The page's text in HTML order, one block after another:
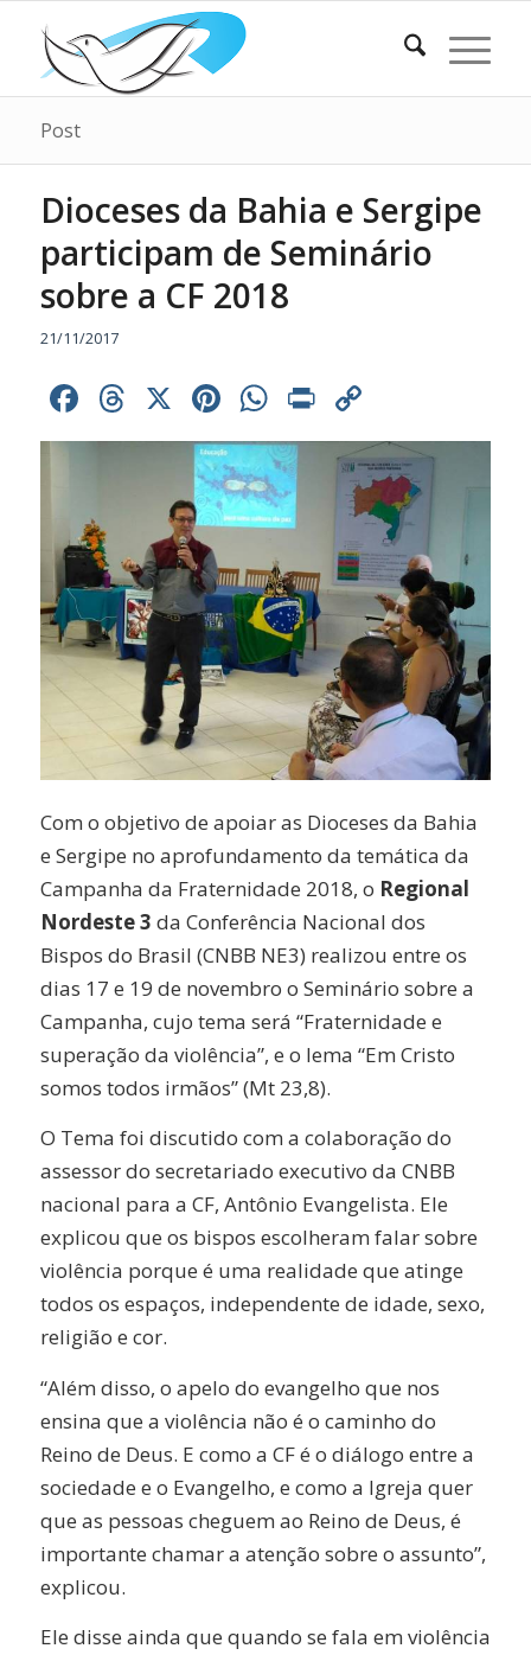
Post
Dioceses da Bahia e Sergipe
participam de Seminário
sobre a CF 2018
21/11/2017
Facebook
Threads
X Pinterest
WhatsApp
Print
Link
Com o objetivo de apoiar as Dioceses da Bahia
e Sergipe no aprofundamento da temática da
Campanha da Fraternidade 2018, o Regional
Nordeste 3 da Conferência Nacional dos
Bispos do Brasil (CNBB NE3) realizou entre os
dias 17 e 19 de novembro o Seminário sobre a
Campanha, cujo tema será “Fraternidade e
superação da violência”, e o lema “Em Cristo
somos todos irmãos” (Mt 23,8).
O Tema foi discutido com a colaboração do
assessor do secretariado executivo da CNBB
nacional para a CF, Antônio Evangelista. Ele
explicou que os bispos escolheram falar sobre
violência porque é uma realidade que atinge
todos os espaços, independente de idade, sexo,
religião e cor.
“Além disso, o apelo do evangelho que nos
ensina que a violência não é o caminho do
Reino de Deus. E como a CF é o diálogo entre a
sociedade e o Evangelho, e como a Igreja quer
que as pessoas cheguem ao Reino de Deus, é
importante chamar a atenção sobre o assunto”,
explicou.
Ele disse ainda que quando se fala em violência